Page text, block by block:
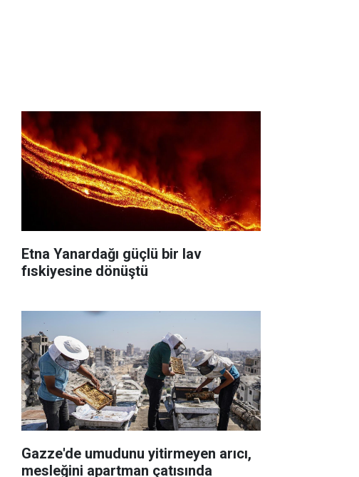
Etna Yanardağı güçlü bir lav
fıskiyesine dönüştü
Gazze'de umudunu yitirmeyen arıcı,
mesleğini apartman çatısında